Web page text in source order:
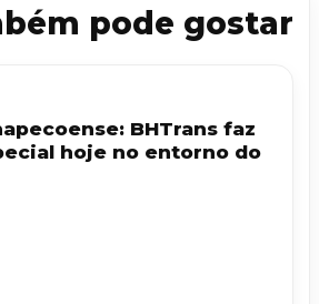
pode gostar
BHTrans faz
hoje no entorno do